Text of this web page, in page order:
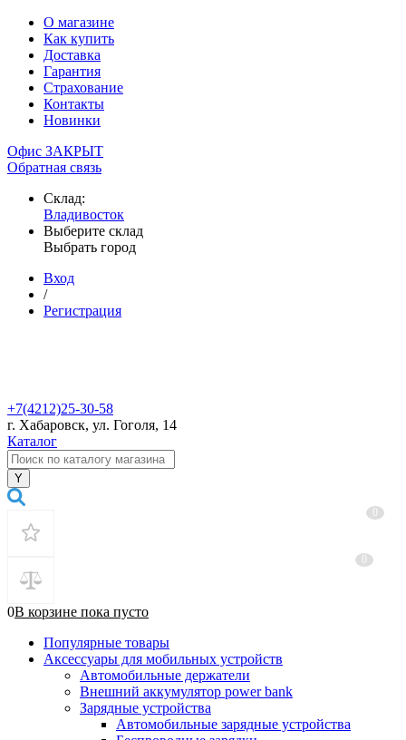
О магазине
Как купить
Доставка
Гарантия
Страхование
Контакты
Новинки
Офис ЗАКРЫТ
Обратная связь
Склад:
Владивосток
Выберите склад
Выбрать город
Вход
/
Регистрация
+7(4212)25-30-58
г. Хабаровск, ул. Гоголя, 14
Каталог
0В корзине пока пусто
Популярные товары
Аксессуары для мобильных устройств
Автомобильные держатели
Внешний аккумулятор power bank
Зарядные устройства
Автомобильные зарядные устройства